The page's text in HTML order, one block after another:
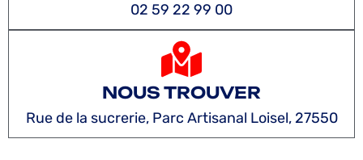
02 59 22 99 00
NOUS TROUVER
Rue de la sucrerie, Parc Artisanal Loisel, 27550